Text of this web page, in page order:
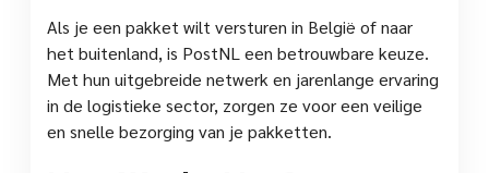
Als je een pakket wilt versturen in België of naar
het buitenland, is PostNL een betrouwbare keuze.
Met hun uitgebreide netwerk en jarenlange ervaring
in de logistieke sector, zorgen ze voor een veilige
en snelle bezorging van je pakketten.